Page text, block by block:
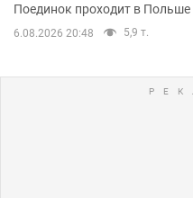
Поединок проходит в Польше
6.08.2026 20:48 5,9 т.